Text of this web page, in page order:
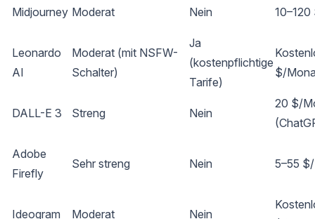
Midjourney Moderat Nein
Leonardo
AI
Moderat (mit NSFW-
Schalter)
Ja
(kostenpflichtige
Tarife)
$/
DALL-E 3 Streng Nein
20 $/
Adobe
Firefly
Sehr streng Nein 5–55
Ideogram Moderat Nein